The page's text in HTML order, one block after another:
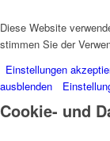
Diese Website
stimmen Sie der
Einstellungen
ausblenden
Cookie- und